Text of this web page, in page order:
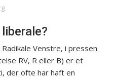
Venstre, i pressen
RV, R eller B) er et
der ofte har haft en